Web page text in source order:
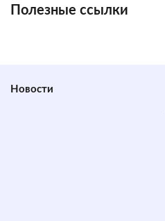
Полезные ссылки
Новости